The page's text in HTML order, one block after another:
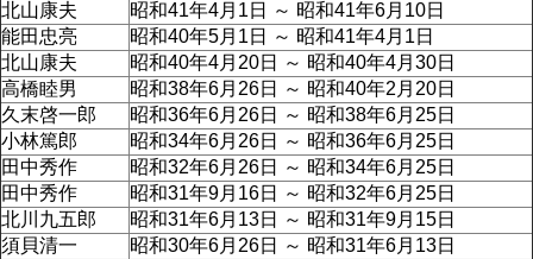
北山康夫
昭和41年4月1日 ～ 昭和41年6月10日
能田忠亮
昭和40年5月1日 ～ 昭和41年4月1日
北山康夫
昭和40年4月20日 ～ 昭和40年4月30日
高橋睦男
昭和38年6月26日 ～ 昭和40年2月20日
久末啓一郎
昭和36年6月26日 ～ 昭和38年6月25日
小林篤郎
昭和34年6月26日 ～ 昭和36年6月25日
田中秀作
昭和32年6月26日 ～ 昭和34年6月25日
田中秀作
昭和31年9月16日 ～ 昭和32年6月25日
北川九五郎
昭和31年6月13日 ～ 昭和31年9月15日
須貝清一
昭和30年6月26日 ～ 昭和31年6月13日